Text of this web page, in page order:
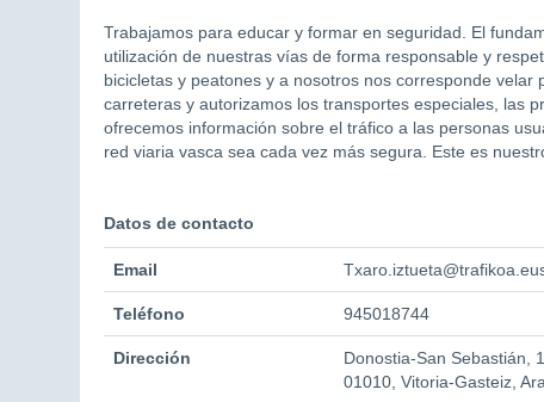
Trabajamos para educar y formar en seguridad. El
utilización de nuestras vías de forma responsable y
bicicletas y peatones y a nosotros nos corresponde
carreteras y autorizamos los transportes especiales, las
ofrecemos información sobre el tráfico a las personas
red viaria vasca sea cada vez más segura. Este es
Datos de contacto
Email
Teléfono 945018744
Dirección
Donostia-San Sebastián,
01010, Vitoria-Gasteiz,